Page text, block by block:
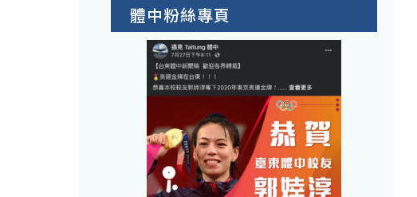
體中粉絲專頁